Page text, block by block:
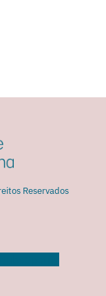
Reservados